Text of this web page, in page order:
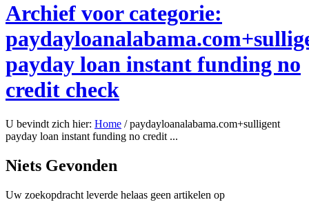
Archief voor categorie:
payday loan instant funding no
credit check
U bevindt zich hier: Home / paydayloanalabama.com+sulligent
payday loan instant funding no credit ...
Niets Gevonden
Uw zoekopdracht leverde helaas geen artikelen op